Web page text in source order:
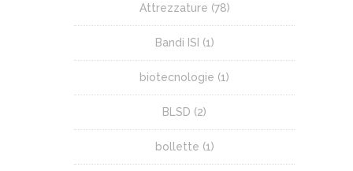
Attrezzature (78)
Bandi ISI (1)
biotecnologie (1)
BLSD (2)
bollette (1)